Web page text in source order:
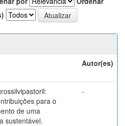
Autor(es)
para o
de uma
sustentável.
-